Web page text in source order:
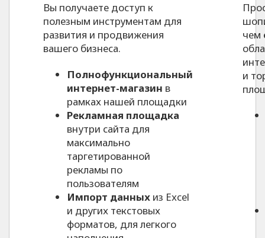
Вы получаете доступ к
полезным инструментам для
развития и продвижения
вашего бизнеса.
Полнофункциональный
интернет-магазин в
рамках нашей площадки
Рекламная площадка
внутри сайта для
максимально
таргетированной
рекламы по
пользователям
Импорт данных из Excel
и других текстовых
форматов, для легкого
чем
и